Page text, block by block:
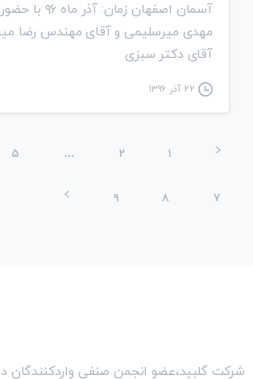
آسمان اصفهان
مهدی میرسلیمی و آقای مهندس رضا
آقای دکتر سبزی
۲۲ آذر ۱۳۹۶
۱ ۲ … ۵
۷ ۸ ۹
شرکت گلبيد،عضو انجمن صنفی واردکنندگان